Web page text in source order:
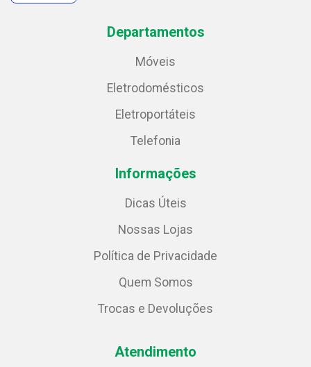
Departamentos
Móveis
Eletrodomésticos
Eletroportáteis
Telefonia
Informações
Dicas Úteis
Nossas Lojas
Política de Privacidade
Quem Somos
Trocas e Devoluções
Atendimento